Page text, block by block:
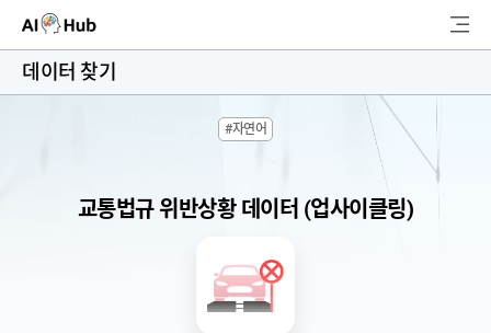
AI-Hub
AI 데이터찾기
색
데이터 찾기
#자연어
교통법규 위반상황 데이터 (업사이클링)